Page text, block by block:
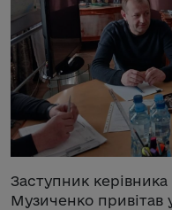
Заступник
Музиченко привітав